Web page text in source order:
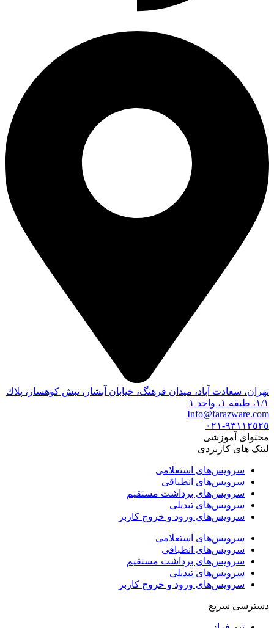
تهران، سعادت آباد، ميدان فرهنگ، خيابان آبشار، نبش كوهسار، پلاك
١/١، طبقه ١، واحد ١
Info@farazware.com
٩٣١١٢٥٢٥-٠٢١
محتوای آموزشی
لینک های کاربردی
سرویس‌های استعلامی
سرویس‌های انطباقی
سرویس‌های برداشت مستقیم
سرویس‌های تبدیلی
سرویس‌های ورود و خروج کاربر
سرویس‌های استعلامی
سرویس‌های انطباقی
سرویس‌های برداشت مستقیم
سرویس‌های تبدیلی
سرویس‌های ورود و خروج کاربر
دسترسی سریع